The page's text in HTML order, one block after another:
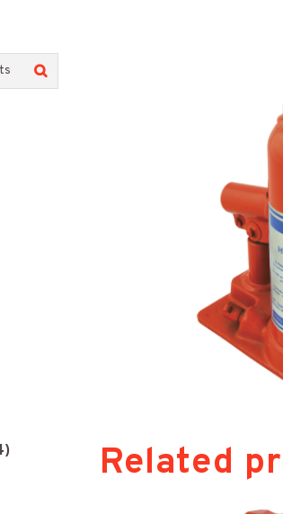
Related